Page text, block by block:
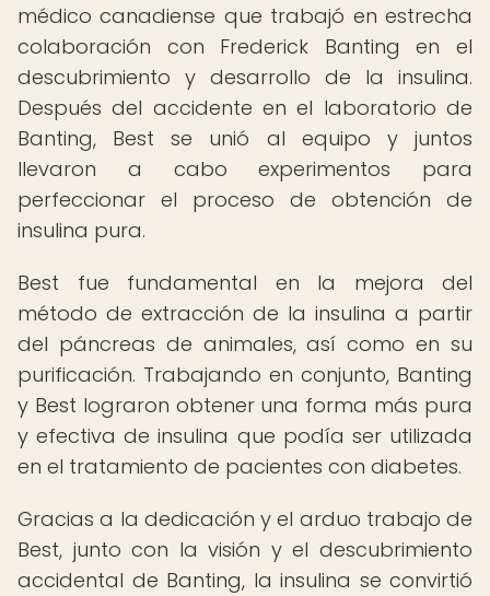
médico canadiense que trabajó en estrecha
colaboración con Frederick Banting en el
descubrimiento y desarrollo de la insulina.
Después del accidente en el laboratorio de
Banting, Best se unió al equipo y juntos
llevaron a cabo experimentos para
perfeccionar el proceso de obtención de
insulina pura.
Best fue fundamental en la mejora del
método de extracción de la insulina a partir
del páncreas de animales, así como en su
purificación. Trabajando en conjunto, Banting
y Best lograron obtener una forma más pura
y efectiva de insulina que podía ser utilizada
en el tratamiento de pacientes con diabetes.
Gracias a la dedicación y el arduo trabajo de
Best, junto con la visión y el descubrimiento
accidental de Banting, la insulina se convirtió